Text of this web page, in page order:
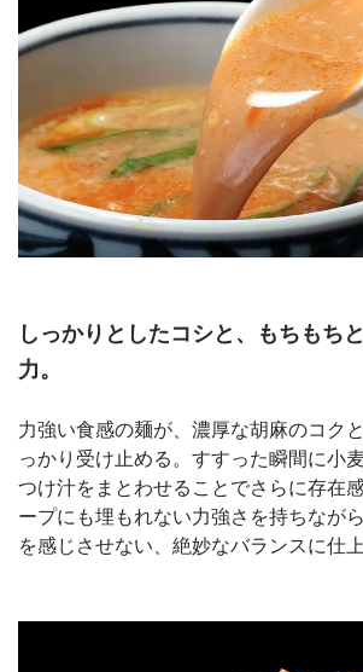
しっかりとしたコシと、もちもち
力。
力強い食感の麺が、濃厚な胡麻のコク
っかり受け止める。すすった瞬間に小
つけ汁をまとわせることでさらに存在
ープにも埋もれない力強さを持ちなが
を感じさせない、絶妙なバランスに仕